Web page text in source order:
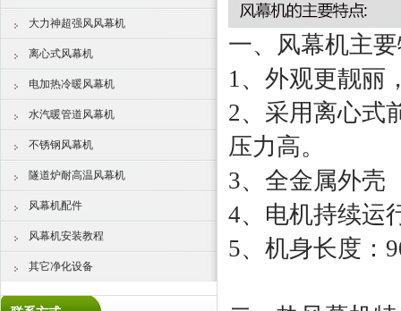
大力神超强风风幕机
离心式风幕机
电加热冷暖风幕机
水汽暖管道风幕机
不锈钢风幕机
隧道炉耐高温风幕机
风幕机配件
风幕机安装教程
其它净化设备
一、风幕机主
1、外观更靓
2、采用离心式
压力高。
3、全金属外壳
4、电机持续运
5、机身长度：